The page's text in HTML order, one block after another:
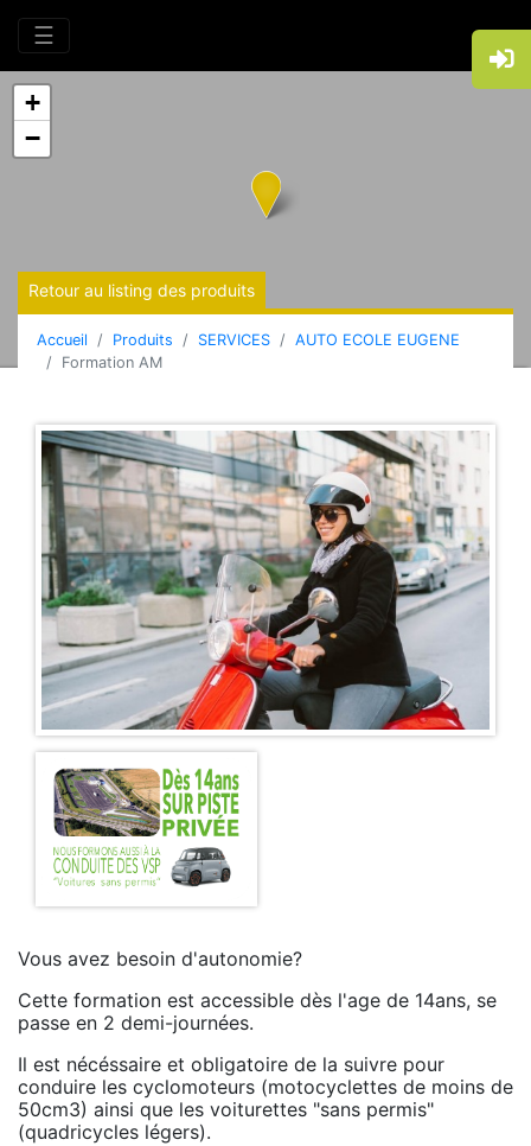
☰
+
−
Retour au listing des produits
Accueil Produits SERVICES
AUTO ECOLE EUGENE
Formation AM
Vous avez besoin d'autonomie?
Cette formation est accessible dès l'age de 14ans, se
passe en 2 demi-journées.
Il est nécéssaire et obligatoire de la suivre pour
conduire les cyclomoteurs (motocyclettes de moins de
50cm3) ainsi que les voiturettes "sans permis"
(quadricycles légers).